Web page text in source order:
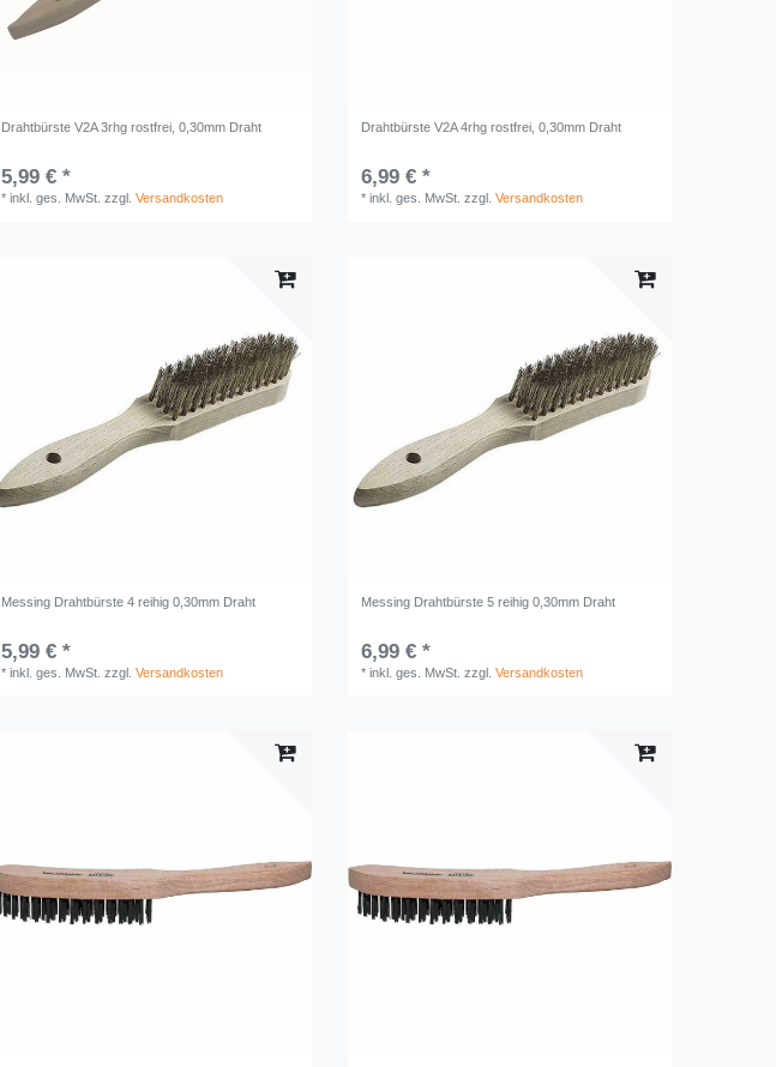
Drahtbürste V2A 3rhg rostfrei, 0,30mm Draht
5,99 € *
*inkl. ges. MwSt. zzgl.Versandkosten
Drahtbürste V2A 4rhg rostfrei, 0,30mm Draht
6,99 € *
*inkl. ges. MwSt. zzgl.Versandkosten
Messing Drahtbürste 4 reihig 0,30mm Draht
5,99 € *
*inkl. ges. MwSt. zzgl.Versandkosten
Messing Drahtbürste 5 reihig 0,30mm Draht
6,99 € *
*inkl. ges. MwSt. zzgl.Versandkosten